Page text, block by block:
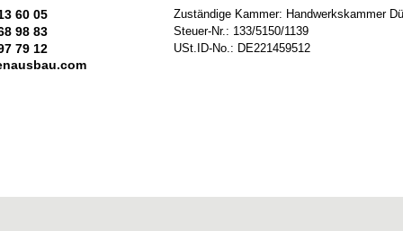
60 05
98 83
79 12
Zuständige Kammer: Handwerkskammer
Steuer-Nr.: 133/5150/1139
USt.ID-No.: DE221459512